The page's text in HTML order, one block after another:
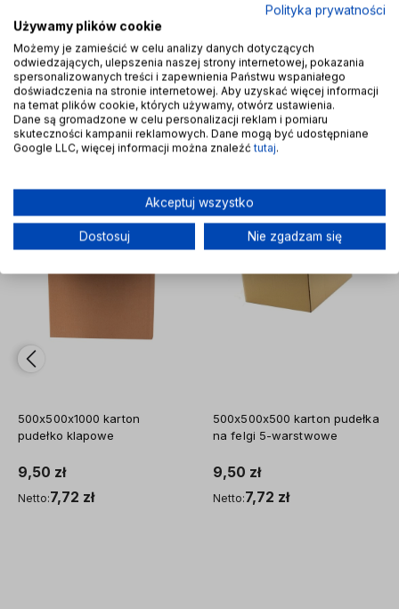
Inne z tej kategorii
500x500x1000 karton
pudełko klapowe
9,50 zł
Netto:7,72 zł
Do ulubionych
Do ulubionych
500x500x500 karton pudełka
na felgi 5-warstwowe
9,50 zł
Netto:7,72 zł
Polityka prywatności
Używamy plików cookie
Możemy je zamieścić w celu analizy danych dotyczących
odwiedzających, ulepszenia naszej strony internetowej, pokazania
spersonalizowanych treści i zapewnienia Państwu wspaniałego
doświadczenia na stronie internetowej. Aby uzyskać więcej informacji
na temat plików cookie, których używamy, otwórz ustawienia.
Dane są gromadzone w celu personalizacji reklam i pomiaru
skuteczności kampanii reklamowych. Dane mogą być udostępniane
Google LLC, więcej informacji można znaleźć tutaj.
Akceptuj wszystko
Dostosuj Nie zgadzam się